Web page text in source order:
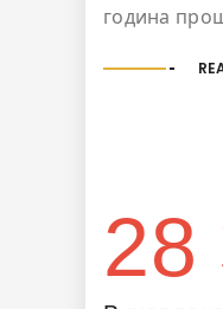
година
28